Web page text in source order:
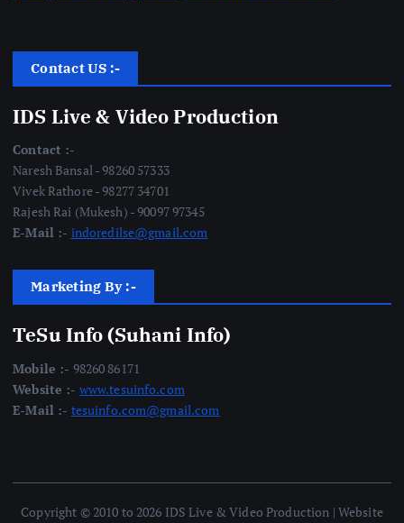
Contact US :-
IDS Live & Video Production
Contact :-
Naresh Bansal - 98260 57333
Vivek Rathore - 98277 34701
Rajesh Rai (Mukesh) - 90097 97345
E-Mail :- indoredilse@gmail.com
Marketing By :-
TeSu Info (Suhani Info)
Mobile :- 98260 86171
Website :- www.tesuinfo.com
E-Mail :- tesuinfo.com@gmail.com
Copyright © 2010 to 2026 IDS Live & Video Production | Website